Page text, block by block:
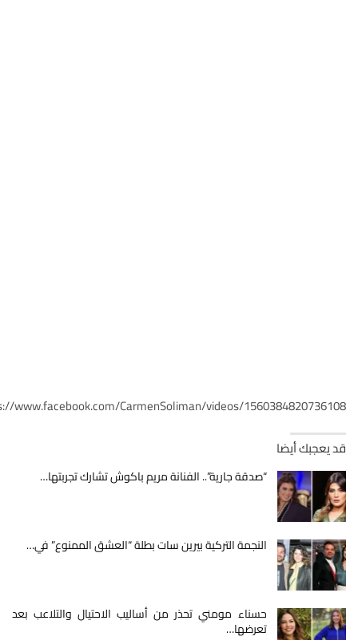
www.facebook.com/CarmenSoliman/videos/1560384820736108/
قد يعجبك أيضا
“صدقة جارية”.. الفنانة مريم باكوش تشارك تجربتها…
النجمة التركية بيرين سات بطلة “العشق الممنوع” في…
حسناء مومني تحذر من أساليب الاحتيال والتلاعب بعد
تعرضها…